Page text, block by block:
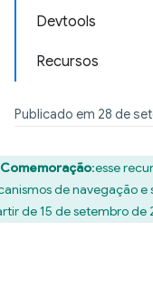
Devtools
Recursos
Publicado em 28 de
Comemoração:esse
de navegação e
de 15 de setembro de